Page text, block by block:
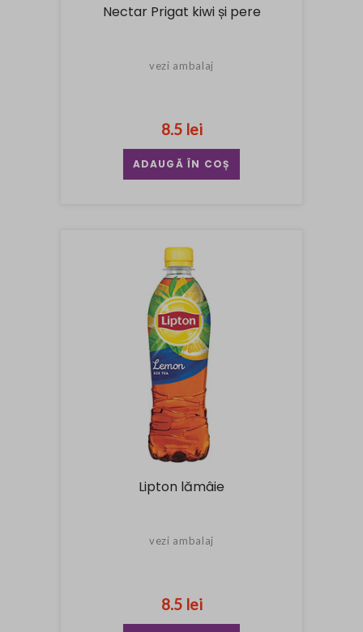
Nectar Prigat kiwi și pere
vezi ambalaj
8.5 lei
ADAUGĂ ÎN COȘ
Lipton lămâie
vezi ambalaj
8.5 lei